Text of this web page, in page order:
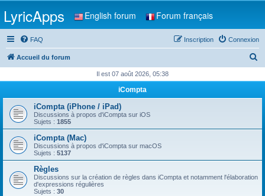
LyricApps English forum Forum français
FAQ Connexion
Inscription
Accueil du forum
h
r
Il est 07 août 2026, 05:38
iCompta
iCompta (iPhone / iPad)
Discussions à propos d'iCompta sur iOS
Sujets : 1855
iCompta (Mac)
Discussions à propos d'iCompta sur macOS
Sujets : 5137
Règles
Discussions sur la création de règles dans iCompta et notamment l'élaboration
d'expressions régulières
Sujets : 30